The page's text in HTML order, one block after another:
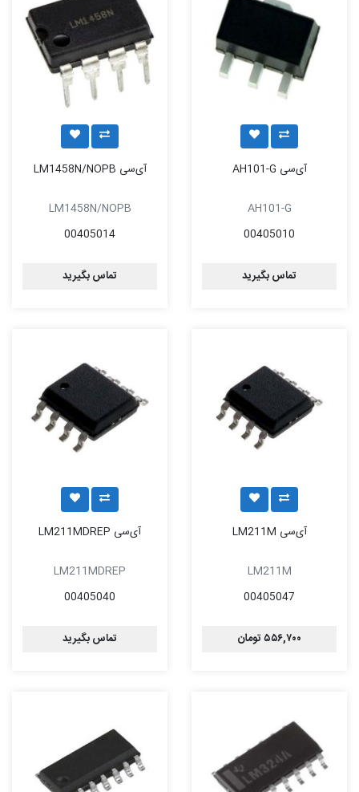
آی‌سی AH101-G
AH101-G
00405010
تماس بگیرید
آی‌سی LM1458N/NOPB
LM1458N/NOPB
00405014
تماس بگیرید
آی‌سی LM211M
LM211M
00405047
۵۵۶,۷۰۰ تومان
آی‌سی LM211MDREP
LM211MDREP
00405040
تماس بگیرید